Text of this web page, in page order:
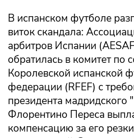
В испанском футболе
виток скандала:
арбитров Испании
обратилась в комитет по
Королевской испанской
федерации (RFEF) с
президента мадридского
Флорентино Переса
компенсацию за его